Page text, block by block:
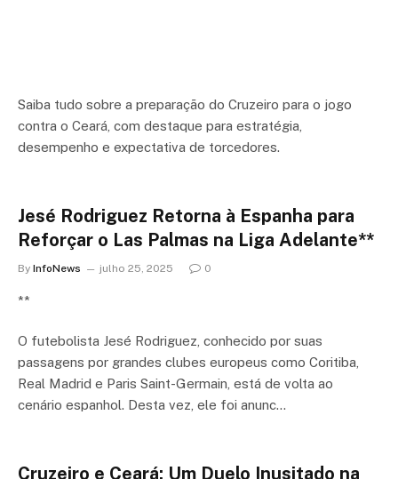
Saiba tudo sobre a preparação do Cruzeiro para o jogo
contra o Ceará, com destaque para estratégia,
desempenho e expectativa de torcedores.
Jesé Rodriguez Retorna à Espanha para
Reforçar o Las Palmas na Liga Adelante**
By InfoNews julho 25, 2025 0
**
O futebolista Jesé Rodriguez, conhecido por suas
passagens por grandes clubes europeus como Coritiba,
Real Madrid e Paris Saint-Germain, está de volta ao
cenário espanhol. Desta vez, ele foi anunc…
Cruzeiro e Ceará: Um Duelo Inusitado na